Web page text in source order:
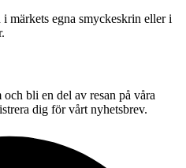
märkets egna smyckeskrin eller i
bli en del av resan på våra
dig för vårt nyhetsbrev.